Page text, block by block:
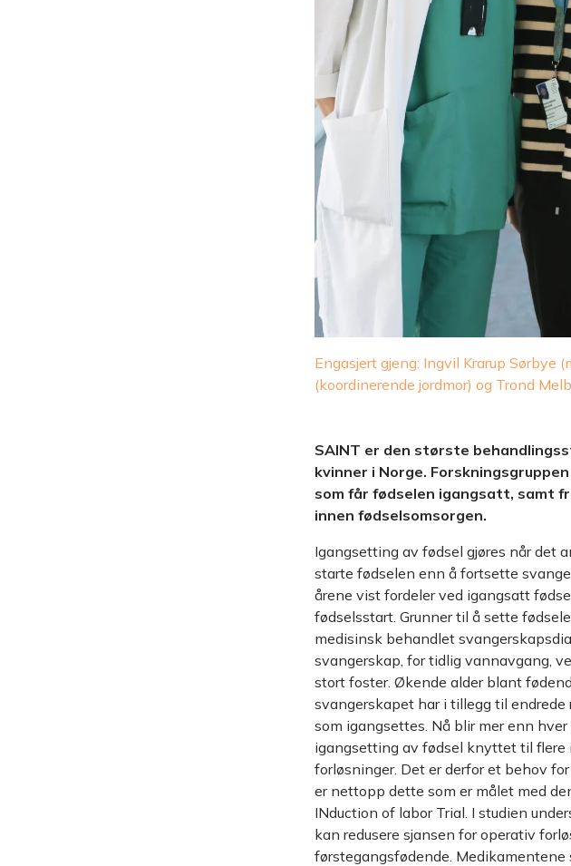
Engasjert gjeng: Ingvil Krarup Sørbye
(koordinerende jordmor) og Trond
SAINT er den største
kvinner i Norge.
som får fødselen igangsatt, samt
innen fødselsomsorgen.
Igangsetting av fødsel gjøres når det
starte fødselen enn å fortsette
årene vist fordeler ved igangsatt
fødselsstart. Grunner til å sette
medisinsk behandlet
svangerskap, for tidlig vann­avgang,
stort foster. Økende alder blant
svangerskapet har i tillegg til
som igangsettes. Nå blir mer enn
igangsetting av fødsel knyttet til flere
forløsninger. Det er derfor et behov
er nettopp dette som er målet med
INduction of labor Trial. I studien
kan redusere sjansen for operativ
førstegangsfødende.